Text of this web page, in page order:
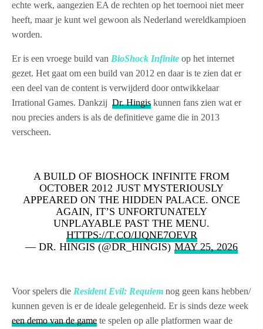
echte werk, aangezien EA de rechten op het toernooi niet meer
heeft, maar je kunt wel gewoon als Nederland wereldkampioen
worden.
Er is een vroege build van BioShock Infinite op het internet
gezet. Het gaat om een build van 2012 en daar is te zien dat er
een deel van de content is verwijderd door ontwikkelaar
Irrational Games. DankzijDr. Hingis kunnen fans zien wat er
nou precies anders is als de definitieve game die in 2013
verscheen.
A BUILD OF BIOSHOCK INFINITE FROM
OCTOBER 2012 JUST MYSTERIOUSLY
APPEARED ON THE HIDDEN PALACE. ONCE
AGAIN, IT’S UNFORTUNATELY
UNPLAYABLE PAST THE MENU.
HTTPS://T.CO/IJQNE7OEVR
— DR. HINGIS (@DR_HINGIS) MAY 25, 2026
Voor spelers die Resident Evil: Requiem nog geen kans hebben/
kunnen geven is er de ideale gelegenheid. Er is sinds deze week
een demo van de game te spelen op alle platformen waar de